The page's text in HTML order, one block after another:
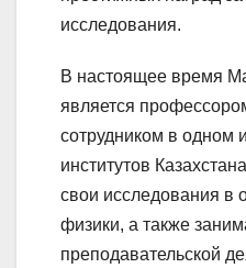
исследования.
В настоящее время
является
сотрудником в одном
институтов
свои исследования в
физики, а также
преподавательской